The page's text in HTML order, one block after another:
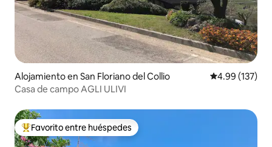
Alojamiento en San Floriano del Collio Calificación
4.99 (137)
Casa de campo AGLI ULIVI
Favorito entre huéspedes preferido
Favorito entre huéspedes